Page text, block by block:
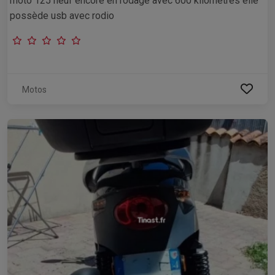
possède usb avec rodio
Motos